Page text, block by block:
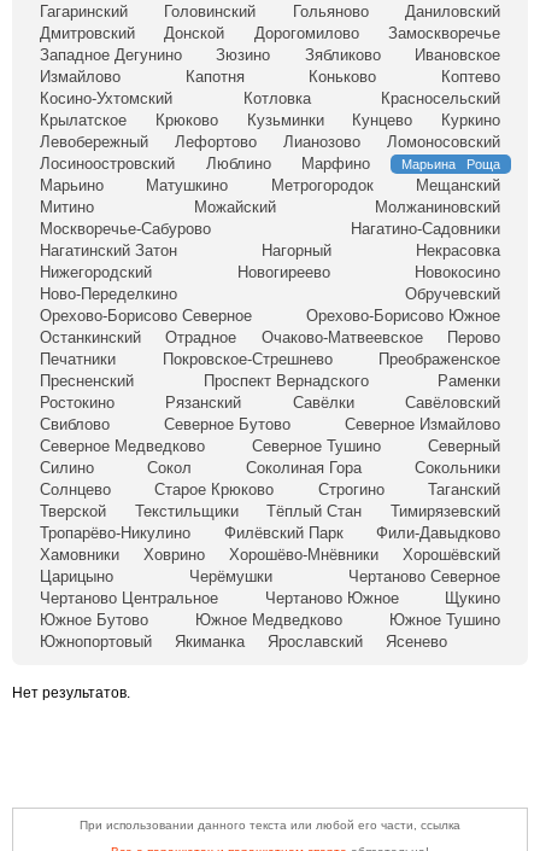
Гагаринский
Головинский Гольяново
Даниловский
Дмитровский
Донской Дорогомилово
Замоскворечье
Западное Дегунино
Зюзино Зябликово
Ивановское
Измайлово
Капотня Коньково
Коптево
Косино-Ухтомский
Котловка
Красносельский
Крылатское
Крюково Кузьминки Кунцево
Куркино
Левобережный
Лефортово Лианозово
Ломоносовский
Лосиноостровский
Люблино Марфино Марьина Роща
Марьино Матушкино Метрогородок
Мещанский
Митино
Можайский
Молжаниновский
Москворечье-Сабурово
Нагатино-Садовники
Нагатинский Затон
Нагорный
Некрасовка
Нижегородский
Новогиреево
Новокосино
Ново-Переделкино
Обручевский
Орехово-Борисово Северное
Орехово-Борисово Южное
Останкинский
Отрадное Очаково-Матвеевское
Перово
Печатники
Покровское-Стрешнево
Преображенское
Пресненский
Проспект Вернадского
Раменки
Ростокино
Рязанский Савёлки
Савёловский
Свиблово
Северное Бутово
Северное Измайлово
Северное Медведково
Северное Тушино
Северный
Силино
Сокол Соколиная Гора
Сокольники
Солнцево
Старое Крюково Строгино
Таганский
Тверской
Текстильщики Тёплый Стан
Тимирязевский
Тропарёво-Никулино
Филёвский Парк
Фили-Давыдково
Хамовники
Ховрино Хорошёво-Мнёвники
Хорошёвский
Царицыно
Черёмушки
Чертаново Северное
Чертаново Центральное
Чертаново Южное
Щукино
Южное Бутово
Южное Медведково
Южное Тушино
Южнопортовый
Якиманка Ярославский Ясенево
Нет результатов.
При использовании данного текста или любой его части, ссылка